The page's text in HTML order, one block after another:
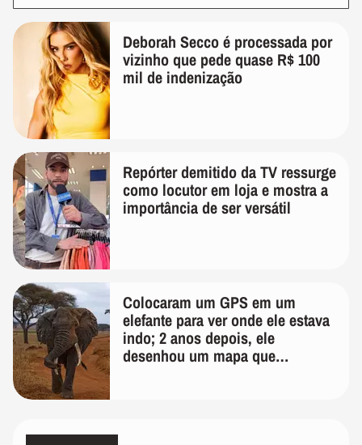
Deborah Secco é processada por
vizinho que pede quase R$ 100
mil de indenização
Repórter demitido da TV ressurge
como locutor em loja e mostra a
importância de ser versátil
Colocaram um GPS em um
elefante para ver onde ele estava
indo; 2 anos depois, ele
desenhou um mapa que